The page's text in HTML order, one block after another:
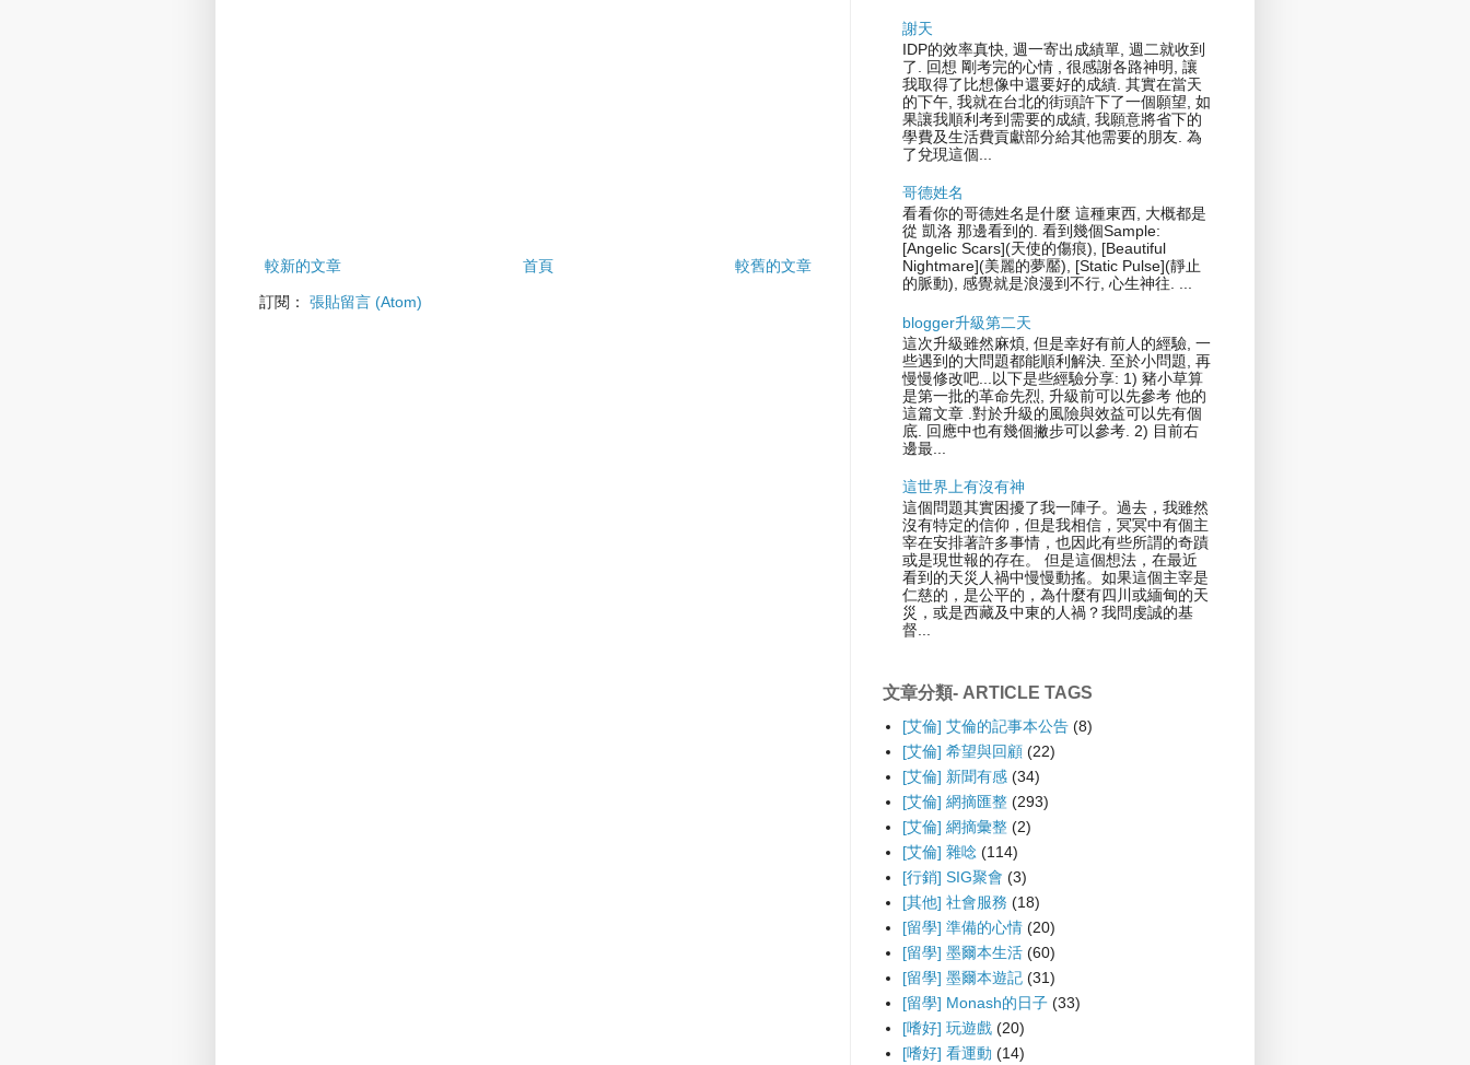
較新的文章 較舊的文章
首頁
訂閱： 張貼留言 (Atom)
謝天
IDP的效率真快, 週一寄出成績單, 週二就收到
了. 回想 剛考完的心情 , 很感謝各路神明, 讓
我取得了比想像中還要好的成績. 其實在當天
的下午, 我就在台北的街頭許下了一個願望, 如
果讓我順利考到需要的成績, 我願意將省下的
學費及生活費貢獻部分給其他需要的朋友. 為
了兌現這個...
哥德姓名
看看你的哥德姓名是什麼 這種東西, 大概都是
從 凱洛 那邊看到的. 看到幾個Sample:
[Angelic Scars](天使的傷痕), [Beautiful
Nightmare](美麗的夢靨), [Static Pulse](靜止
的脈動), 感覺就是浪漫到不行, 心生神往. ...
blogger升級第二天
這次升級雖然麻煩, 但是幸好有前人的經驗, 一
些遇到的大問題都能順利解決. 至於小問題, 再
慢慢修改吧...以下是些經驗分享: 1) 豬小草算
是第一批的革命先烈, 升級前可以先參考 他的
這篇文章 .對於升級的風險與效益可以先有個
底. 回應中也有幾個撇步可以參考. 2) 目前右
邊最...
這世界上有沒有神
這個問題其實困擾了我一陣子。過去，我雖然
沒有特定的信仰，但是我相信，冥冥中有個主
宰在安排著許多事情，也因此有些所謂的奇蹟
或是現世報的存在。 但是這個想法，在最近
看到的天災人禍中慢慢動搖。如果這個主宰是
仁慈的，是公平的，為什麼有四川或緬甸的天
災，或是西藏及中東的人禍？我問虔誠的基
督...
文章分類- ARTICLE TAGS
[艾倫] 艾倫的記事本公告 (8)
[艾倫] 希望與回顧 (22)
[艾倫] 新聞有感 (34)
[艾倫] 網摘匯整 (293)
[艾倫] 網摘彙整 (2)
[艾倫] 雜唸 (114)
[行銷] SIG聚會 (3)
[其他] 社會服務 (18)
[留學] 準備的心情 (20)
[留學] 墨爾本生活 (60)
[留學] 墨爾本遊記 (31)
[留學] Monash的日子 (33)
[嗜好] 玩遊戲 (20)
[嗜好] 看運動 (14)